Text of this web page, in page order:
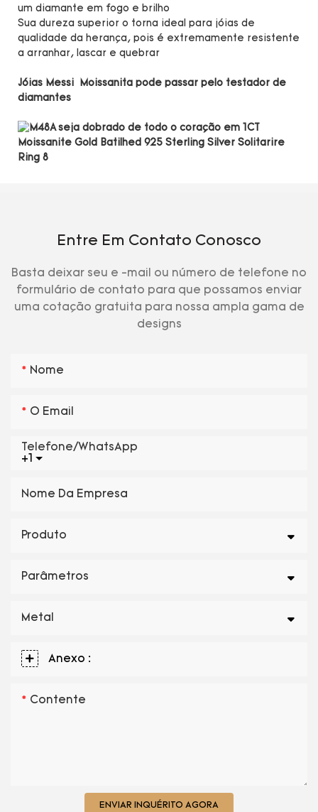
um diamante em fogo e brilho
Sua dureza superior o torna ideal para jóias de
qualidade da herança, pois é extremamente resistente
a arranhar, lascar e quebrar
Jóias Messi Moissanita pode passar pelo testador de
diamantes
Entre Em Contato Conosco
Basta deixar seu e -mail ou número de telefone no
formulário de contato para que possamos enviar
uma cotação gratuita para nossa ampla gama de
designs
Nome
O Email
+1
Telefone/WhatsApp
Nome Da Empresa
Produto
Parâmetros
Metal
Anexo :
Contente
ENVIAR INQUÉRITO AGORA